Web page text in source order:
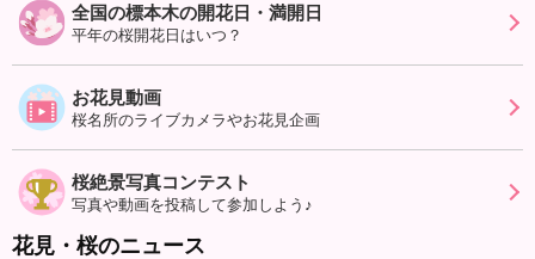
全国の標本木の開花日・満開日
平年の桜開花日はいつ？
お花見動画
桜名所のライブカメラやお花見企画
桜絶景写真コンテスト
写真や動画を投稿して参加しよう♪
花見・桜のニュース